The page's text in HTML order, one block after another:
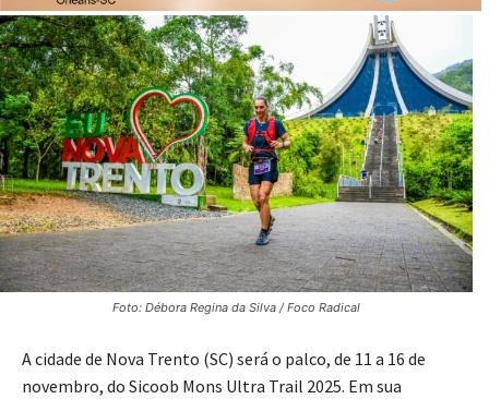
Foto: Débora Regina da Silva / Foco Radical
A cidade de Nova Trento (SC) será o palco, de 11 a 16 de
novembro, do Sicoob Mons Ultra Trail 2025. Em sua